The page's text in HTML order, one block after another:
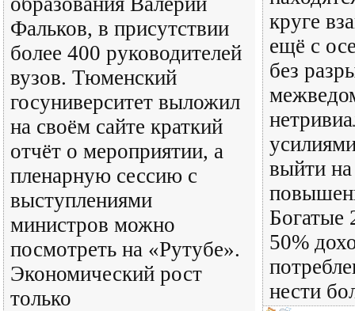
Фальков, в присутствии
более 400 руководителей
вузов. Тюменский
госуниверситет выложил
на своём сайте краткий
отчёт о мероприятии, а
пленарную сессию с
выступлениями
министров можно
посмотреть на «Рутубе».
Экономический рост
только
круге
ещё с
без
выйти на
Богатые
50%
нести